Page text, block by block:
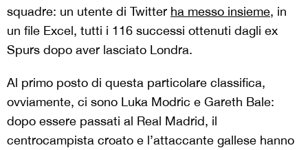
squadre: un utente di Twitter ha messo insieme, in
un file Excel, tutti i 116 successi ottenuti dagli ex
Spurs dopo aver lasciato Londra.
Al primo posto di questa particolare classifica,
ovviamente, ci sono Luka Modric e Gareth Bale:
dopo essere passati al Real Madrid, il
centrocampista croato e l’attaccante gallese hanno